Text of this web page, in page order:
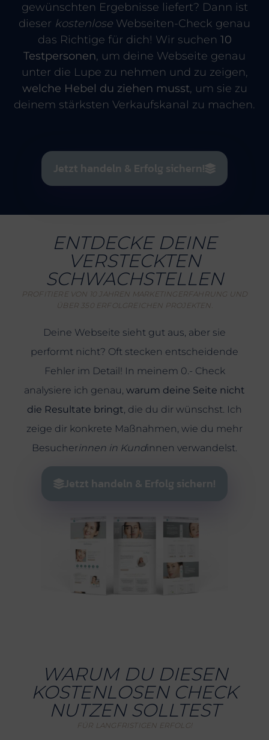
gewünschten Ergebnisse liefert? Dann ist
dieser kostenlose Webseiten-Check genau
das Richtige für dich! Wir suchen 10
Testpersonen, um deine Webseite genau
unter die Lupe zu nehmen und zu zeigen,
welche Hebel du ziehen musst, um sie zu
deinem stärksten Verkaufskanal zu machen.
Jetzt handeln & Erfolg sichern!
ENTDECKE DEINE
VERSTECKTEN
SCHWACHSTELLEN
PROFITIERE VON 10 JAHREN MARKETINGERFAHRUNG UND
ÜBER 350 ERFOLGREICHEN PROJEKTEN.
Deine Webseite sieht gut aus, aber sie
performt nicht? Oft stecken entscheidende
Fehler im Detail! In meinem 0.- Check
analysiere ich genau, warum deine Seite nicht
die Resultate bringt , die du dir wünschst. Ich
zeige dir konkrete Maßnahmen, wie du mehr
Besucherinnen in Kundinnen verwandelst.
Jetzt handeln & Erfolg sichern!
WARUM DU DIESEN
KOSTENLOSEN CHECK
NUTZEN SOLLTEST
FÜR LANGFRISTIGEN ERFOLG!